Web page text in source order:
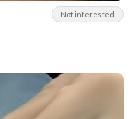
Not interested